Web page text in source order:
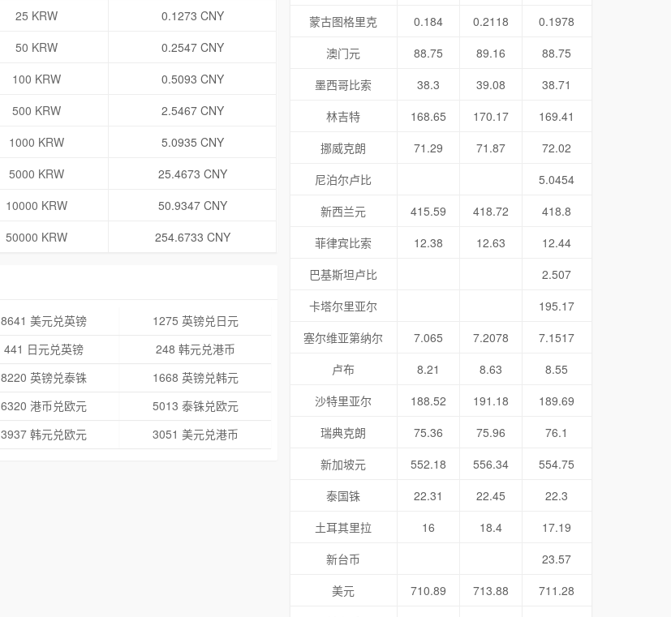
25 KRW
0.1273 CNY
50 KRW
0.2547 CNY
100 KRW
0.5093 CNY
500 KRW
2.5467 CNY
1000 KRW
5.0935 CNY
5000 KRW
25.4673 CNY
10000 KRW
50.9347 CNY
50000 KRW 254.6733 CNY
8641 美元兑英镑
1275 英镑兑日元
441 日元兑英镑
248 韩元兑港币
8220 英镑兑泰铢
1668 英镑兑韩元
6320 港币兑欧元
5013 泰铢兑欧元
3937 韩元兑欧元 3051 美元兑港币
蒙古图格里克
0.184 0.2118
0.1978
澳门元
88.75 89.16
88.75
墨西哥比索
38.3 39.08
38.71
林吉特
168.65 170.17
169.41
挪威克朗
71.29 71.87
72.02
尼泊尔卢比
5.0454
新西兰元
415.59 418.72
418.8
菲律宾比索
12.38 12.63
12.44
巴基斯坦卢比
2.507
卡塔尔里亚尔
195.17
塞尔维亚第纳尔
7.065 7.2078
7.1517
卢布
8.21 8.63
8.55
沙特里亚尔
188.52 191.18
189.69
瑞典克朗
75.36 75.96
76.1
新加坡元
552.18 556.34
554.75
泰国铢
22.31 22.45
22.3
土耳其里拉
16 18.4
17.19
新台币
23.57
美元
710.89 713.88
711.28